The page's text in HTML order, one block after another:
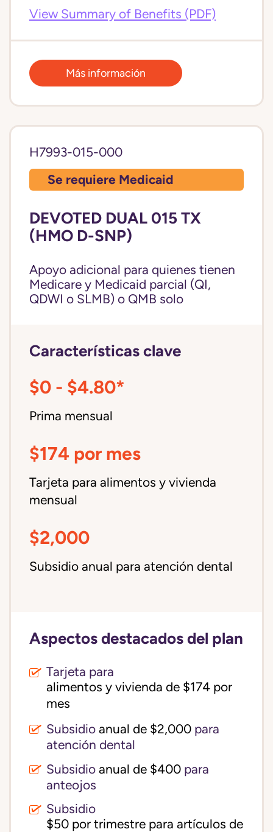
View Summary of Benefits (PDF)
Más información
H7993-015-000
Se requiere Medicaid
DEVOTED DUAL 015 TX
(HMO D-SNP)
Apoyo adicional para quienes tienen
Medicare y Medicaid parcial (QI,
QDWI o SLMB) o QMB solo
Características clave
$0 - $4.80*
Prima mensual
$174 por mes
Tarjeta para alimentos y vivienda
mensual
$2,000
Subsidio anual para atención dental
Aspectos destacados del plan
Tarjeta para
alimentos y vivienda de $174 por
mes
Subsidio anual de $2,000 para
atención dental
Subsidio anual de $400 para
anteojos
Subsidio
$50 por trimestre para artículos de